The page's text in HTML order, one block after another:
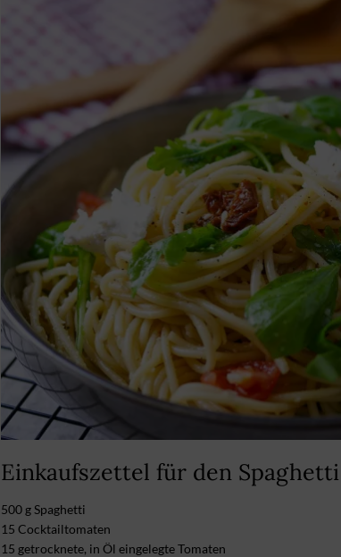
Einkaufszettel für den Spaghetti
500 g Spaghetti
15 Cocktailtomaten
15 getrocknete, in Öl eingelegte Tomaten